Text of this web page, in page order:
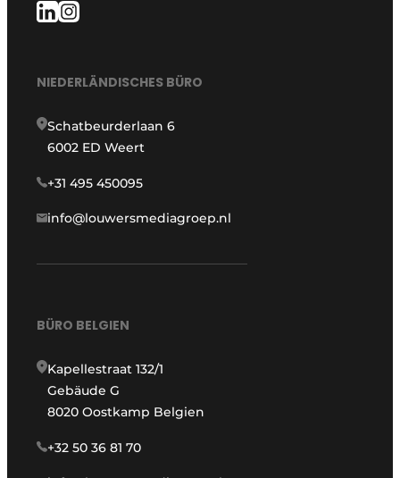
NIEDERLÄNDISCHES BÜRO
Schatbeurderlaan 6
6002 ED Weert
+31 495 450095
info@louwersmediagroep.nl
BÜRO BELGIEN
Kapellestraat 132/1
Gebäude G
8020 Oostkamp Belgien
+32 50 36 81 70